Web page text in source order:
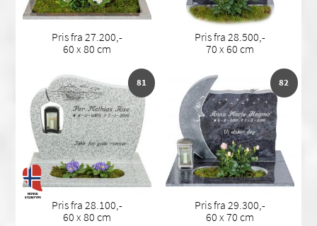
Pris fra 27.200,-
60 x 80 cm
Pris fra 28.500,-
70 x 60 cm
81
Pris fra 28.100,-
60 x 80 cm
82
Pris fra 29.300,-
60 x 70 cm